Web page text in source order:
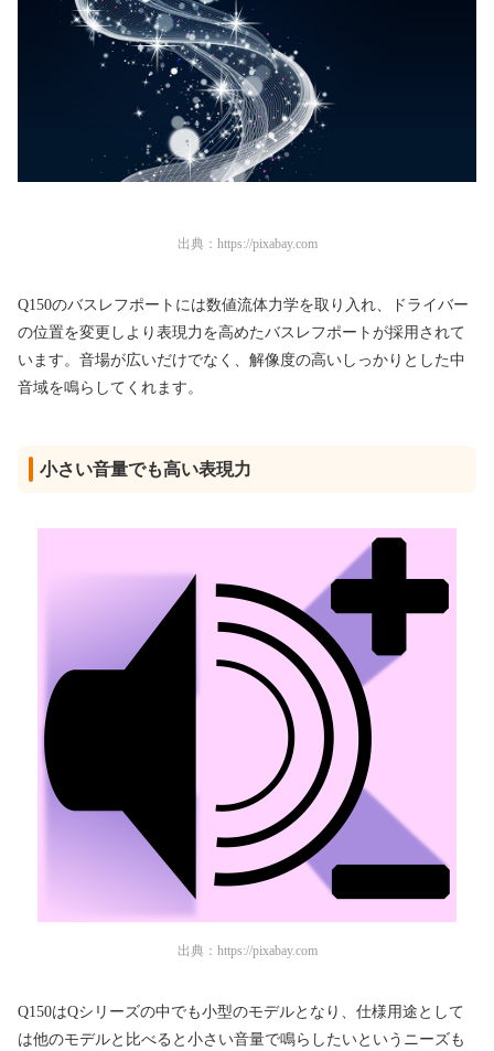
出典： https://pixabay.com
Q150のバスレフポートには数値流体力学を取り入れ、ドライバー
の位置を変更しより表現力を高めたバスレフポートが採用されて
います。音場が広いだけでなく、解像度の高いしっかりとした中
音域を鳴らしてくれます。
小さい音量でも高い表現力
出典： https://pixabay.com
Q150はQシリーズの中でも小型のモデルとなり、仕様用途として
は他のモデルと比べると小さい音量で鳴らしたいというニーズも